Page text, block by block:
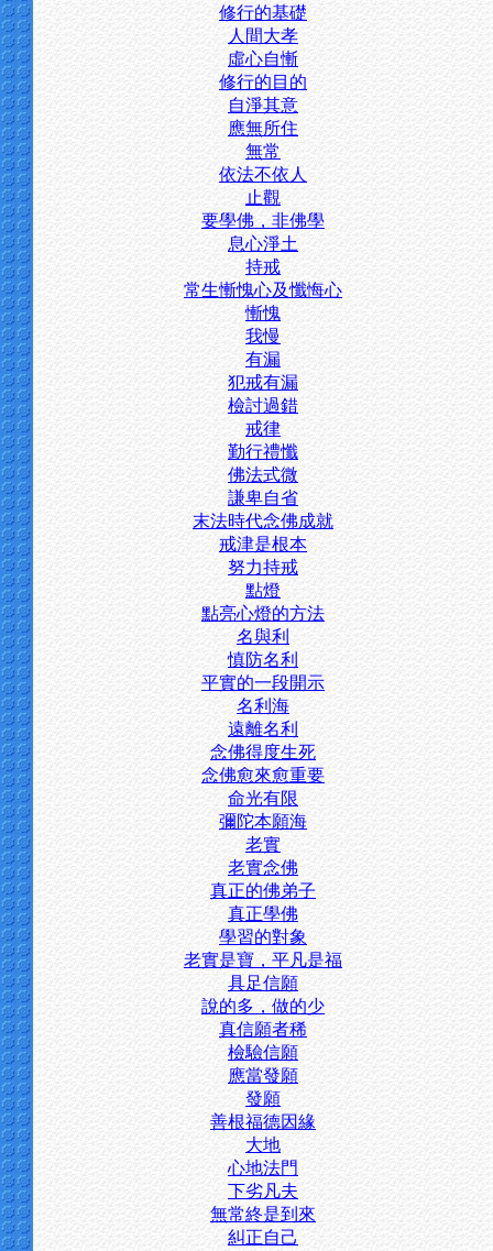
修行的基礎
人間大孝
虛心自慚
修行的目的
自淨其意
應無所住
無常
依法不依人
止觀
要學佛，非佛學
息心淨土
持戒
常生慚愧心及懺悔心
慚愧
我慢
有漏
犯戒有漏
檢討過錯
戒律
勤行禮懺
佛法式微
謙卑自省
末法時代念佛成就
戒津是根本
努力持戒
點燈
點亮心燈的方法
名與利
慎防名利
平實的一段開示
名利海
遠離名利
念佛得度生死
念佛愈來愈重要
命光有限
彌陀本願海
老實
老實念佛
真正的佛弟子
真正學佛
學習的對象
老實是寶，平凡是福
具足信願
說的多，做的少
真信願者稀
檢驗信願
應當發願
發願
善根福德因緣
大地
心地法門
下劣凡夫
無常終是到來
糾正自己